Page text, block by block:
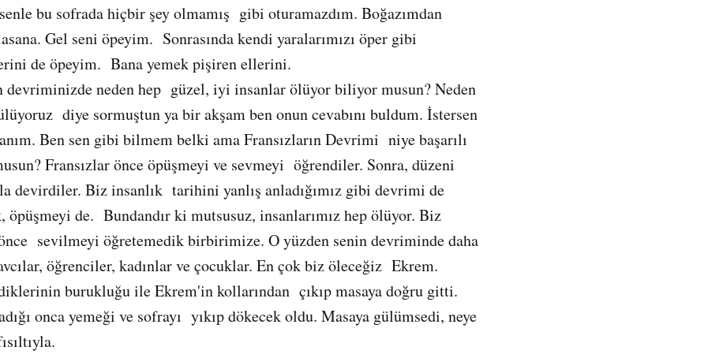
bu sofrada hiçbir şey olmamış gibi oturamazdım. Boğazımdan
Gel seni öpeyim. Sonrasında kendi yaralarımızı öper gibi
de öpeyim. Bana yemek pişiren ellerini.
devriminizde neden hep güzel, iyi insanlar ölüyor biliyor musun? Neden
diye sormuştun ya bir akşam ben onun cevabını buldum. İstersen
Ben sen gibi bilmem belki ama Fransızların Devrimi niye başarılı
Fransızlar önce öpüşmeyi ve sevmeyi öğrendiler. Sonra, düzeni
devirdiler. Biz insanlık tarihini yanlış anladığımız gibi devrimi de
öpüşmeyi de. Bundandır ki mutsusuz, insanlarımız hep ölüyor. Biz
sevilmeyi öğretemedik birbirimize. O yüzden senin devriminde daha
öğrenciler, kadınlar ve çocuklar. En çok biz öleceğiz Ekrem.
burukluğu ile Ekrem'in kollarından çıkıp masaya doğru gitti.
onca yemeği ve sofrayı yıkıp dökecek oldu. Masaya gülümsedi, neye